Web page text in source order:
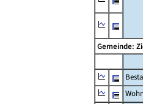
Gemeinde: